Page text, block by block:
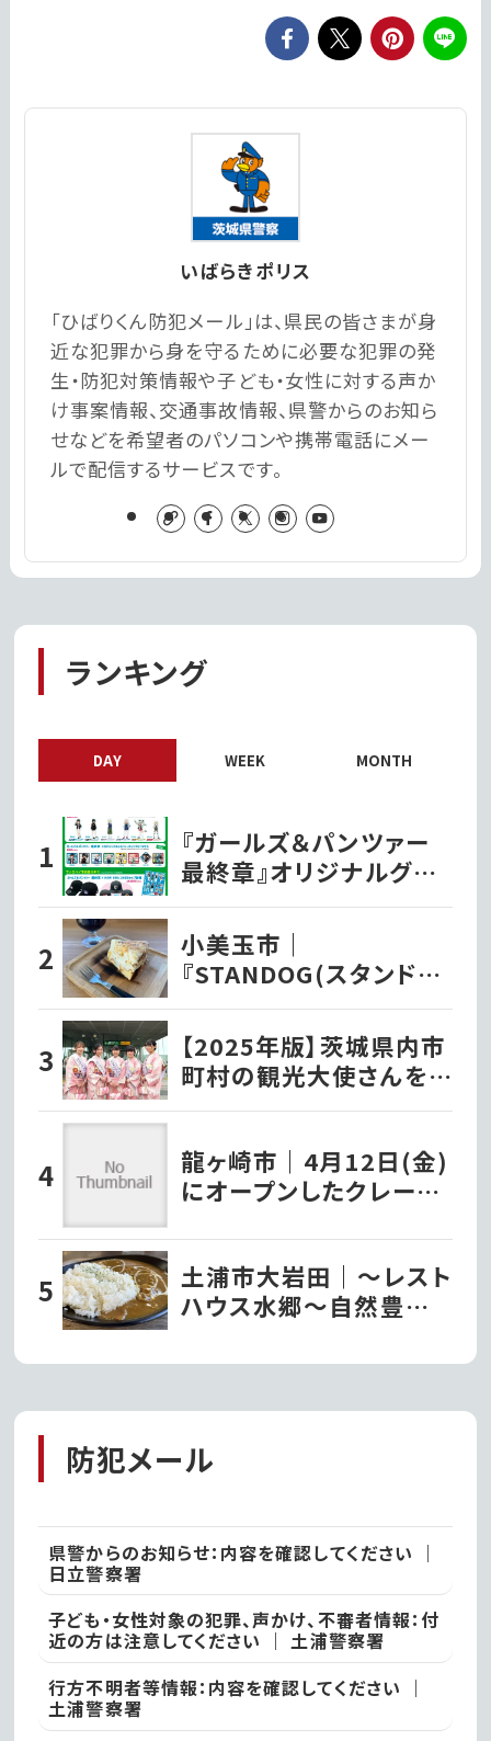
いばらきポリス
「ひばりくん防犯メール」は、県民の皆さまが身
近な犯罪から身を守るために必要な犯罪の発
生・防犯対策情報や子ども・女性に対する声か
け事案情報、交通事故情報、県警からのお知ら
せなどを希望者のパソコンや携帯電話にメー
ルで配信するサービスです。
ランキング
DAY WEEK MONTH
『ガールズ＆パンツァー
最終章』オリジナルグッ
ズ各種ファミリーマート
で発売開始!!
小美玉市｜
『STANDOG(スタンドッ
ク)』でいただく絶品チー
ズケーキ!!
【2025年版】茨城県内市
町村の観光大使さんを
紹介！
龍ヶ崎市｜4月12日(金)
にオープンしたクレープ
堪能するパリッとモチモ
チの極上チョコバナナク
レープ!!
土浦市大岩田｜〜レスト
ハウス水郷〜自然豊か
べる「常陸牛すじカレー」
防犯メール
県警からのお知らせ：内容を確認してください ｜
日立警察署
子ども・女性対象の犯罪、声かけ、不審者情報：付
近の方は注意してください ｜ 土浦警察署
行方不明者等情報：内容を確認してください ｜
土浦警察署